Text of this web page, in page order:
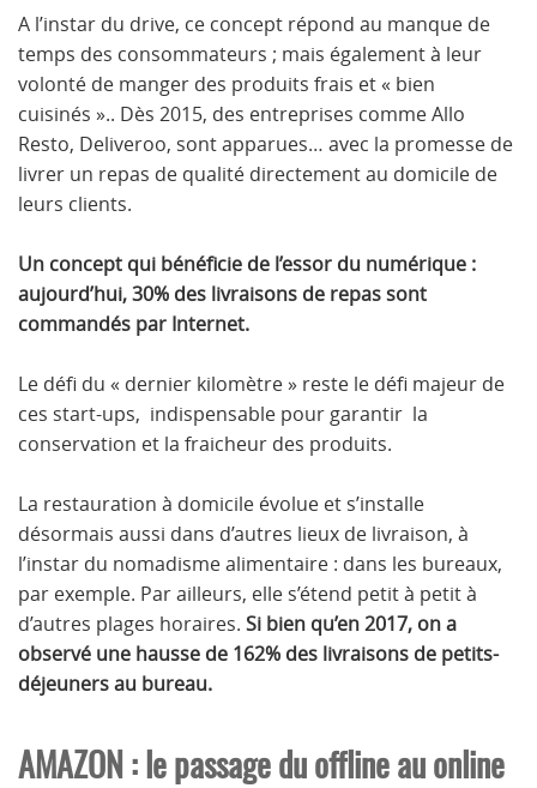
A l’instar du drive, ce concept répond au manque de
temps des consommateurs ; mais également à leur
volonté de manger des produits frais et « bien
cuisinés ».. Dès 2015, des entreprises comme Allo
Resto, Deliveroo, sont apparues… avec la promesse de
livrer un repas de qualité directement au domicile de
leurs clients.
Un concept qui bénéficie de l’essor du numérique :
aujourd’hui, 30% des livraisons de repas sont
commandés par Internet.
Le défi du « dernier kilomètre » reste le défi majeur de
ces start-ups, indispensable pour garantir la
conservation et la fraicheur des produits.
La restauration à domicile évolue et s’installe
désormais aussi dans d’autres lieux de livraison, à
l’instar du nomadisme alimentaire : dans les bureaux,
par exemple. Par ailleurs, elle s’étend petit à petit à
d’autres plages horaires. Si bien qu’en 2017, on a
observé une hausse de 162% des livraisons de petits-
déjeuners au bureau.
AMAZON : le passage du offline au online